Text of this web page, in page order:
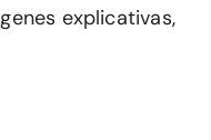
explicativas,